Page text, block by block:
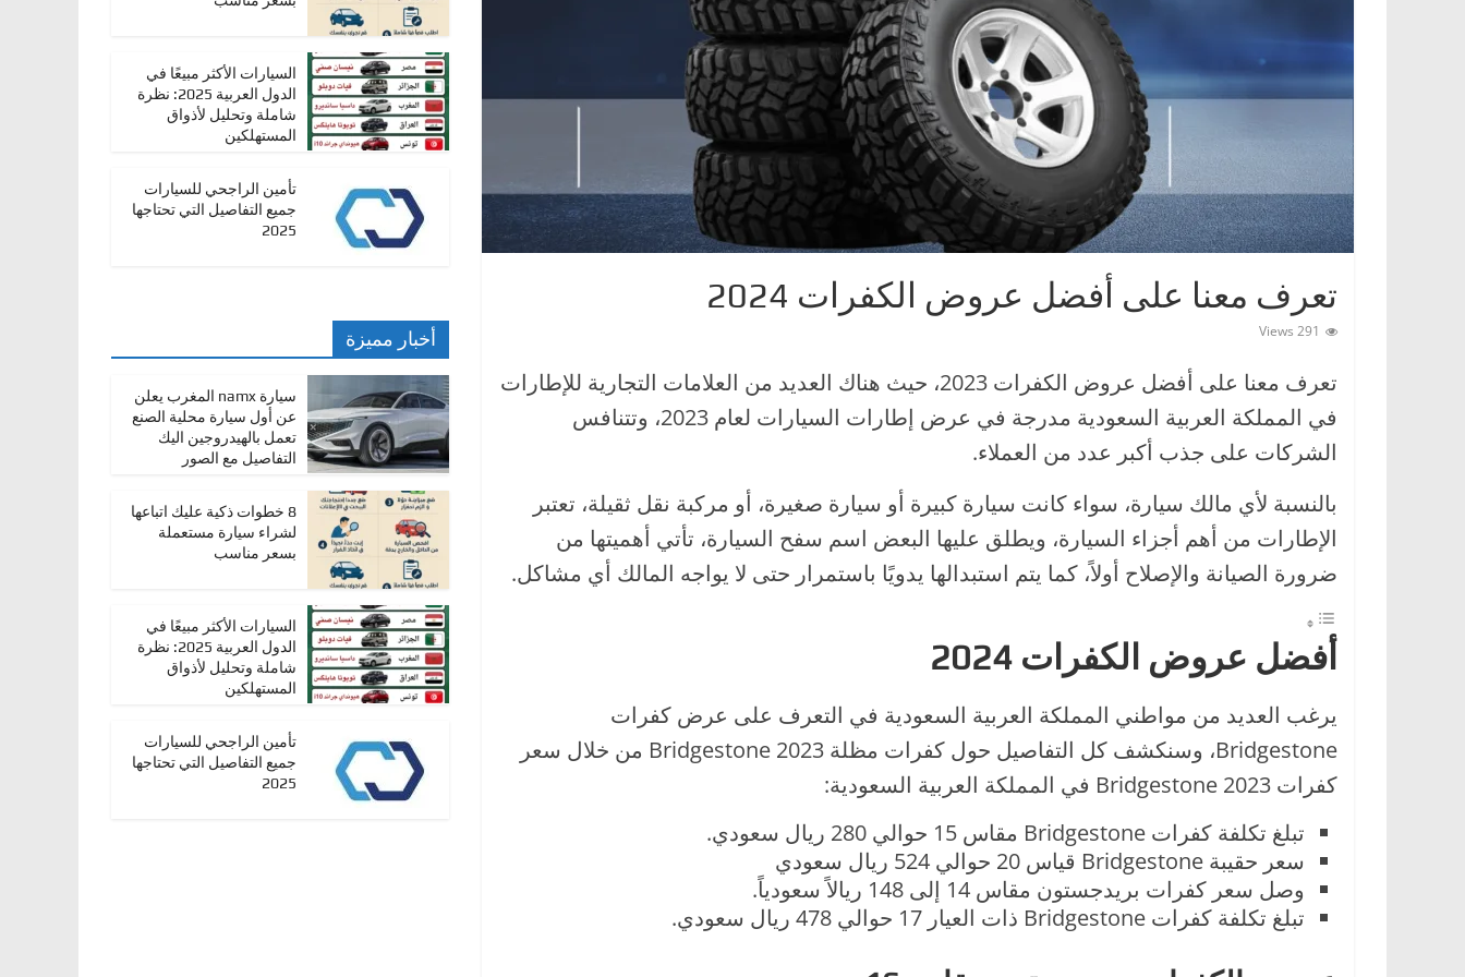
ا
ت
،
أ
ن
و
ا
ع
ا
ر
ا
،
و
ت
ي
ت
ا
ل
ي
ا
ر
تعرف معنا على أفضل عروض الكفرات 2024
291 Views
تعرف معنا على أفضل عروض الكفرات 2023، حيث هناك العديد من العلامات التجارية للإطارات
في المملكة العربية السعودية مدرجة في عرض إطارات السيارات لعام 2023، وتتنافس
الشركات على جذب أكبر عدد من العملاء.
بالنسبة لأي مالك سيارة، سواء كانت سيارة كبيرة أو سيارة صغيرة، أو مركبة نقل ثقيلة، تعتبر
الإطارات من أهم أجزاء السيارة، ويطلق عليها البعض اسم سفح السيارة، تأتي أهميتها من
ضرورة الصيانة والإصلاح أولاً، كما يتم استبدالها يدويًا باستمرار حتى لا يواجه المالك أي مشاكل.
أفضل عروض الكفرات 2024
يرغب العديد من مواطني المملكة العربية السعودية في التعرف على عرض كفرات
Bridgestone، وسنكشف كل التفاصيل حول كفرات مظلة Bridgestone 2023 من خلال سعر
كفرات Bridgestone 2023 في المملكة العربية السعودية:
تبلغ تكلفة كفرات Bridgestone مقاس 15 حوالي 280 ريال سعودي.
سعر حقيبة Bridgestone قياس 20 حوالي 524 ريال سعودي
وصل سعر كفرات بريدجستون مقاس 14 إلى 148 ريالاً سعودياً.
تبلغ تكلفة كفرات Bridgestone ذات العيار 17 حوالي 478 ريال سعودي.
السيارات الأكثر مبيعًا في
الدول العربية 2025: نظرة
شاملة وتحليل لأذواق
المستهلكين
تأمين الراجحي للسيارات
جميع التفاصيل التي تحتاجها
2025
أخبار مميزة
سيارة namx المغرب يعلن
عن أول سيارة محلية الصنع
تعمل بالهيدروجين اليك
التفاصيل مع الصور
8 خطوات ذكية عليك اتباعها
لشراء سيارة مستعملة
بسعر مناسب
السيارات الأكثر مبيعًا في
الدول العربية 2025: نظرة
شاملة وتحليل لأذواق
المستهلكين
تأمين الراجحي للسيارات
جميع التفاصيل التي تحتاجها
2025